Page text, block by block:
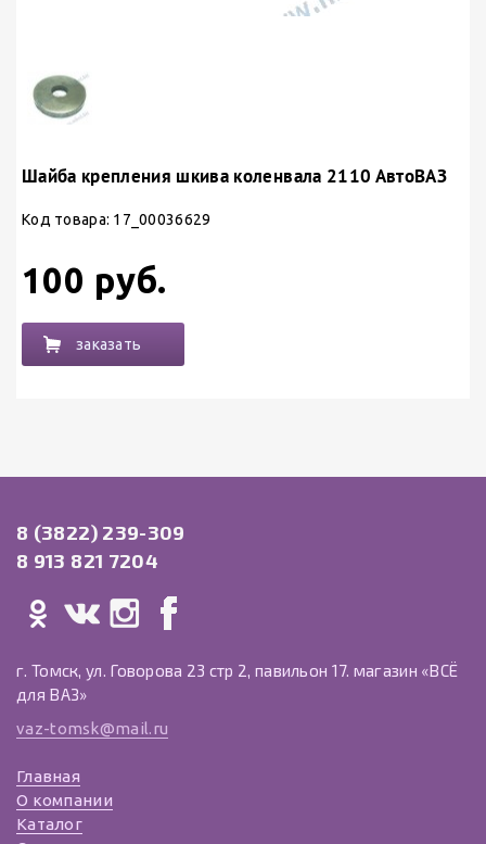
Шайба крепления шкива коленвала 2110 АвтоВАЗ
Код товара: 17_00036629
100 руб.
заказать
8 (3822) 239-309
8 913 821 7204
г. Томск, ул. Говорова 23 стр 2, павильон 17. магазин «ВСЁ
для ВАЗ»
vaz-tomsk@mail.ru
Главная
О компании
Каталог